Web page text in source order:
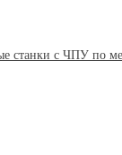
станки с ЧПУ по